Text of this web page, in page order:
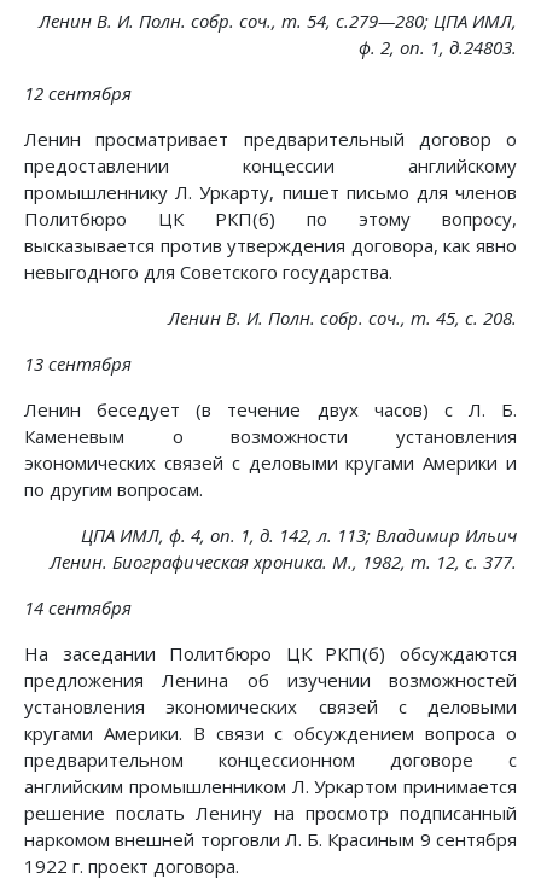
Ленин В. И. Полн. собр. соч., т. 54, с.279—280; ЦПА ИМЛ,
ф. 2, on. 1, д.24803.
12 сентября
Ленин просматривает предварительный договор о
предоставлении концессии английскому
промышленнику Л. Уркарту, пишет письмо для членов
Политбюро ЦК РКП(б) по этому вопросу,
высказывается против утверждения договора, как явно
невыгодного для Советского государства.
Ленин В. И. Полн. собр. соч., т. 45, с. 208.
13 сентября
Ленин беседует (в течение двух часов) с Л. Б.
Каменевым о возможности установления
экономических связей с деловыми кругами Америки и
по другим вопросам.
ЦПА ИМЛ, ф. 4, on. 1, д. 142, л. 113; Владимир Ильич
Ленин. Биографическая хроника. М., 1982, т. 12, с. 377.
14 сентября
На заседании Политбюро ЦК РКП(б) обсуждаются
предложения Ленина об изучении возможностей
установления экономических связей с деловыми
кругами Америки. В связи с обсуждением вопроса о
предварительном концессионном договоре с
английским промышленником Л. Уркартом принимается
решение послать Ленину на просмотр подписанный
наркомом внешней торговли Л. Б. Красиным 9 сентября
1922 г. проект договора.